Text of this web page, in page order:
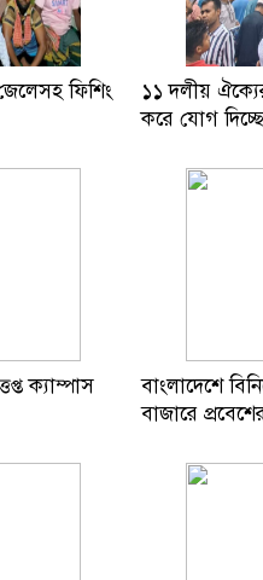
জাদুঘরে এসে পথ খুঁজে
বিকল, ১৮ জেলেসহ
পানি, ডালিয়া
১৩ সেন্টিমিটার
ফিশিং
১১ দলীয়
করে যোগ
ক্যাম্পাস
বাংলাদেশে
বাজারে